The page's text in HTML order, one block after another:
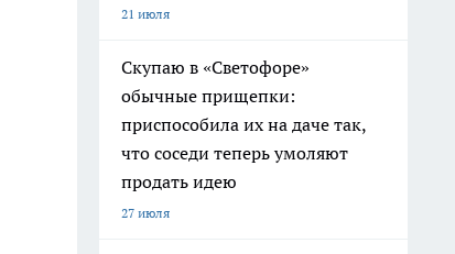
21 июля
Скупаю в «Светофоре»
обычные прищепки:
приспособила их на даче так,
что соседи теперь умоляют
продать идею
27 июля